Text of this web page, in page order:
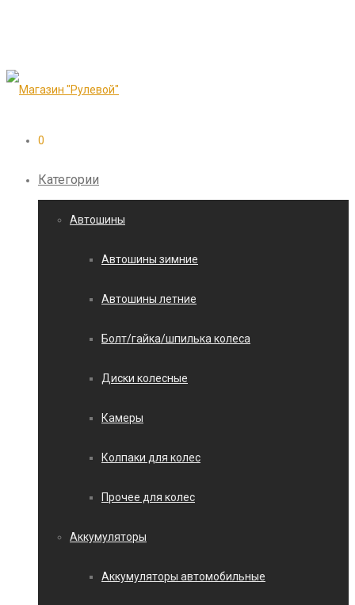
0
Категории
Автошины
Автошины зимние
Автошины летние
Болт/гайка/шпилька колеса
Диски колесные
Камеры
Колпаки для колес
Прочее для колес
Аккумуляторы
Аккумуляторы автомобильные